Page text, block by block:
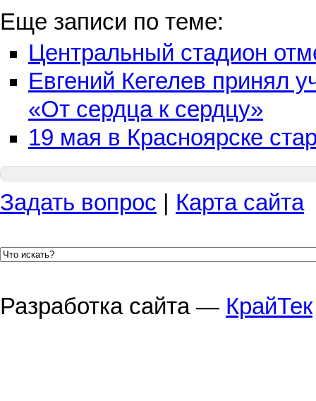
Еще записи по теме:
Центральный стадион
Евгений Кегелев принял
«От сердца к сердцу»
19 мая в Красноярске
Задать вопрос Карта сайта
Разработка сайта — КрайТек